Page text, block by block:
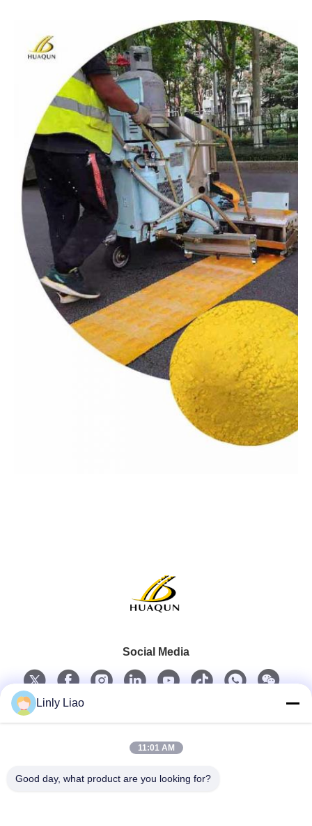
Social Media
Schneller Kontakt
Telefon
Linly Liao
11:01 AM
Good day, what product are you looking for?